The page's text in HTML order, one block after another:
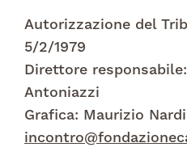
Autorizzazione del
5/2/1979
Direttore
Antoniazzi
Grafica: Maurizio Nardi